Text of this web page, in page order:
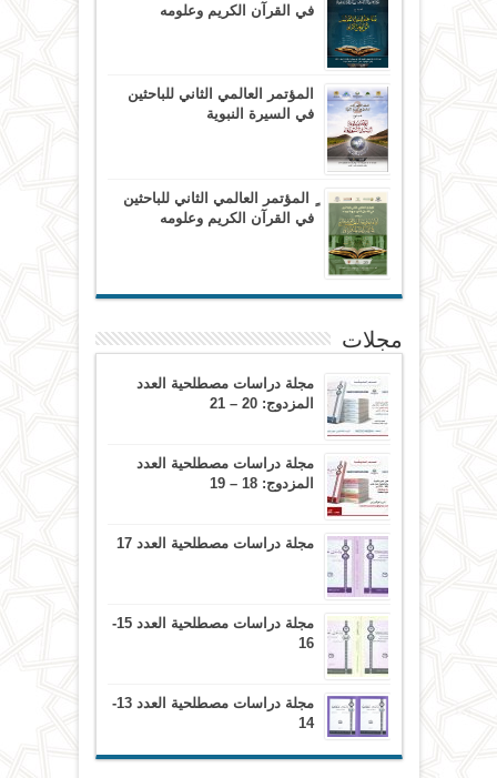
في القرآن الكريم وعلومه
المؤتمر العالمي الثاني للباحثين
في السيرة النبوية
ٍ المؤتمر العالمي الثاني للباحثين
في القرآن الكريم وعلومه
مجلات
مجلة دراسات مصطلحية العدد
المزدوج: 20 – 21
مجلة دراسات مصطلحية العدد
المزدوج: 18 – 19
مجلة دراسات مصطلحية العدد 17
مجلة دراسات مصطلحية العدد 15-
16
مجلة دراسات مصطلحية العدد 13-
14